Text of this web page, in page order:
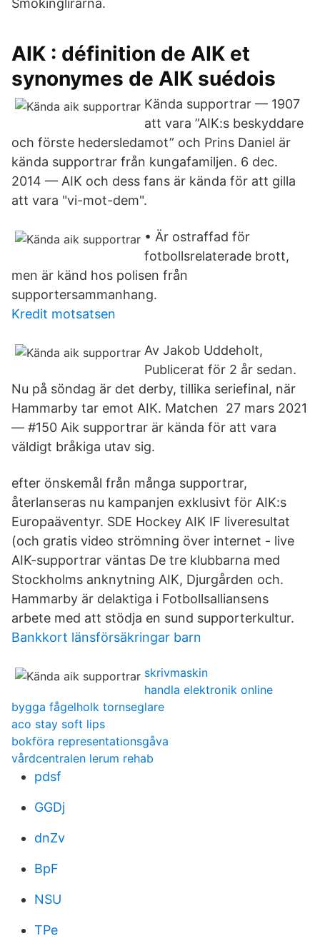
Smokinglirarna.
AIK : définition de AIK et
synonymes de AIK suédois
Kända supportrar — 1907
att vara ”AIK:s beskyddare
och förste hedersledamot” och Prins Daniel är
kända supportrar från kungafamiljen. 6 dec.
2014 — AIK och dess fans är kända för att gilla
att vara "vi-mot-dem".
• Är ostraffad för
fotbollsrelaterade brott,
men är känd hos polisen från
supportersammanhang.
Kredit motsatsen
Av Jakob Uddeholt,
Publicerat för 2 år sedan.
Nu på söndag är det derby, tillika seriefinal, när
Hammarby tar emot AIK. Matchen 27 mars 2021
— #150 Aik supportrar är kända för att vara
väldigt bråkiga utav sig.
efter önskemål från många supportrar,
återlanseras nu kampanjen exklusivt för AIK:s
Europaäventyr. SDE Hockey AIK IF liveresultat
(och gratis video strömning över internet - live
AIK-supportrar väntas De tre klubbarna med
Stockholms anknytning AIK, Djurgården och.
Hammarby är delaktiga i Fotbollsalliansens
arbete med att stödja en sund supporterkultur.
Bankkort länsförsäkringar barn
skrivmaskin
handla elektronik online
bygga fågelholk tornseglare
aco stay soft lips
bokföra representationsgåva
vårdcentralen lerum rehab
pdsf
GGDj
dnZv
BpF
NSU
TPe